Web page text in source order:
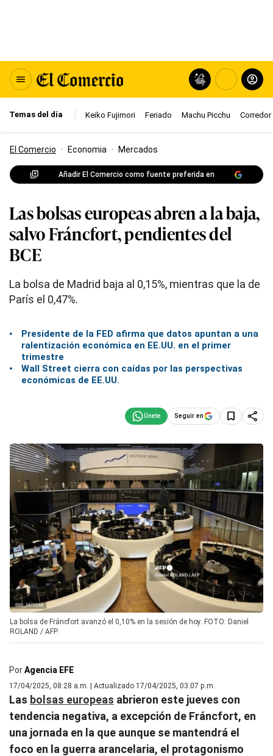
Temas del día Keiko Fujimori Feriado Machu Picchu Corredor
El Comercio · Economia · Mercados
Añadir El Comercio como fuente preferida en
Las bolsas europeas abren a la baja,
salvo Fráncfort, pendientes del
BCE
La bolsa de Madrid baja al 0,15%, mientras que la de
París el 0,47%.
Presidente de la FED afirma que datos apuntan a una
ralentización económica en EE.UU. en el primer
trimestre
Wall Street cierra con caídas por las perspectivas
económicas de EE.UU.
Seguir en
La bolsa de Fráncfort avanzó el 0,10% en la sesión de hoy. FOTO: Daniel
ROLAND / AFP.
PorAgencia EFE
17/04/2025, 08:28 a.m. | Actualizado 17/04/2025, 03:07 p.m.
Las bolsas europeas abrieron este jueves con
tendencia negativa, a excepción de Fráncfort, en
una jornada en la que aunque se mantendrá el
foco en la guerra arancelaria, el protagonismo